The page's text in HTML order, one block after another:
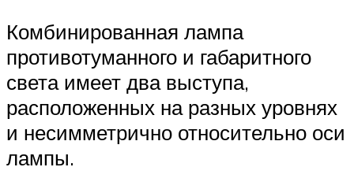
Комбинированная лампа
противотуманного и габаритного
света имеет два выступа,
расположенных на разных уровнях
и несимметрично относительно оси
лампы.